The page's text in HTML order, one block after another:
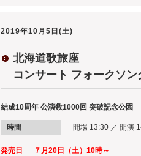
2019年10月5日(土)
北海道歌旅座
コンサート フォークソン
結成10周年 公演数1000回 突破記念公園
時間 開場 13:30 ／ 開演
発売日 ７月20日（土）10時～